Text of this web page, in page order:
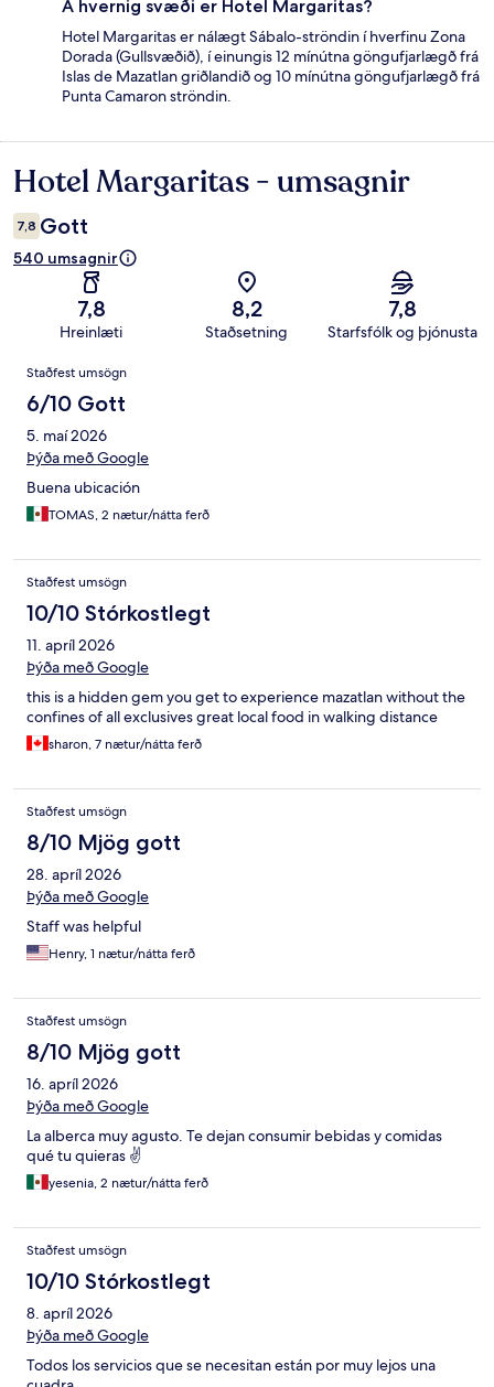
Á hvernig svæði er Hotel Margaritas?
Hotel Margaritas er nálægt Sábalo-ströndin í hverfinu Zona
Dorada (Gullsvæðið), í einungis 12 mínútna göngufjarlægð frá
Islas de Mazatlan griðlandið og 10 mínútna göngufjarlægð frá
Punta Camaron ströndin.
Umsagnir
Hotel Margaritas - umsagnir
7,8 Gott
540 umsagnir
7,8
Hreinlæti
8,2
Staðsetning
7,8
Starfsfólk og þjónusta
Umsagnir
Staðfest umsögn
6/10 Gott
5. maí 2026
Þýða með Google
Buena ubicación
TOMAS, 2 nætur/nátta ferð
Staðfest umsögn
10/10 Stórkostlegt
11. apríl 2026
Þýða með Google
this is a hidden gem you get to experience mazatlan without the
confines of all exclusives great local food in walking distance
sharon, 7 nætur/nátta ferð
Staðfest umsögn
8/10 Mjög gott
28. apríl 2026
Þýða með Google
Staff was helpful
Henry, 1 nætur/nátta ferð
Staðfest umsögn
8/10 Mjög gott
16. apríl 2026
Þýða með Google
La alberca muy agusto. Te dejan consumir bebidas y comidas
qué tu quieras ✌️
yesenia, 2 nætur/nátta ferð
Staðfest umsögn
10/10 Stórkostlegt
8. apríl 2026
Þýða með Google
Todos los servicios que se necesitan están por muy lejos una